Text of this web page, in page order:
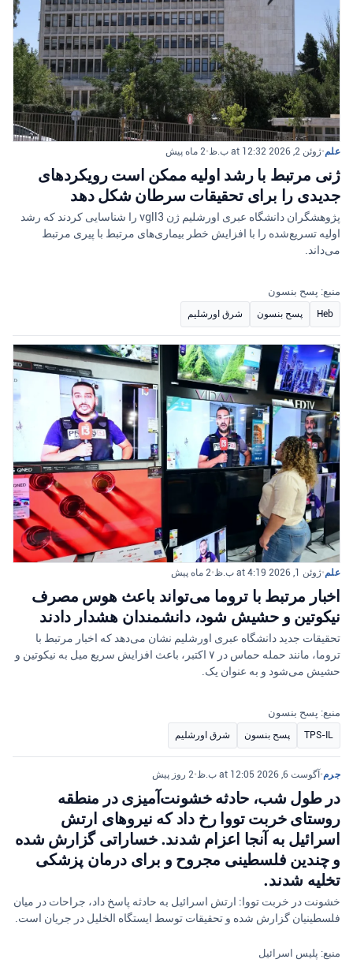
علم•ژوئن 2, 2026 at 12:32 ب.ظ •2 ماه پیش
ژنی مرتبط با رشد اولیه ممکن است رویکردهای
جدیدی را برای تحقیقات سرطان شکل دهد
پژوهشگران دانشگاه عبری اورشلیم ژن vgll3 را شناسایی کردند که رشد
اولیه تسریع‌شده را با افزایش خطر بیماری‌های مرتبط با پیری مرتبط
می‌داند.
منبع: پسح بنسون
Heb پسح بنسون شرق اورشلیم
علم•ژوئن 1, 2026 at 4:19 ب.ظ •2 ماه پیش
اخبار مرتبط با تروما می‌تواند باعث هوس مصرف
نیکوتین و حشیش شود، دانشمندان هشدار دادند
تحقیقات جدید دانشگاه عبری اورشلیم نشان می‌دهد که اخبار مرتبط با
تروما، مانند حمله حماس در ۷ اکتبر، باعث افزایش سریع میل به نیکوتین و
حشیش می‌شود و به عنوان یک.
منبع: پسح بنسون
TPS-IL پسح بنسون شرق اورشلیم
جرم• آگوست 6, 2026 at 12:05 ب.ظ •2 روز پیش
در طول شب، حادثه خشونت‌آمیزی در منطقه
روستای خربت تووا رخ داد که نیروهای ارتش
اسرائیل به آنجا اعزام شدند. خساراتی گزارش شده
و چندین فلسطینی مجروح و برای درمان پزشکی
تخلیه شدند.
خشونت در خربت تووا: ارتش اسرائیل به حادثه پاسخ داد، جراحات در میان
فلسطینیان گزارش شده و تحقیقات توسط ایستگاه الخلیل در جریان است.
منبع: پلیس اسرائیل